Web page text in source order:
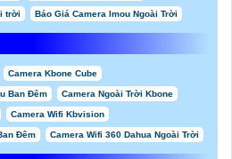
trời Báo Giá Camera Imou Ngoài Trời
Camera Kbone Cube
Ban Đêm Camera Ngoài Trời Kbone
Camera Wifi Kbvision
Đêm Camera Wifi 360 Dahua Ngoài Trời